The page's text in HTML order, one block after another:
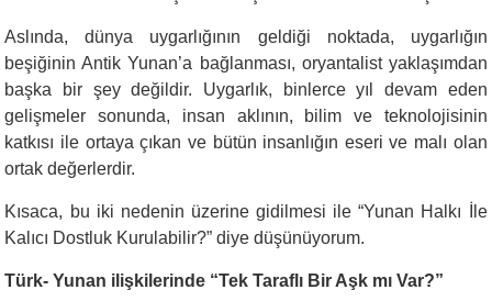
Aslında, dünya uygarlığının geldiği noktada, uygarlığın
beşiğinin Antik Yunan’a bağlanması, oryantalist yaklaşımdan
başka bir şey değildir. Uygarlık, binlerce yıl devam eden
gelişmeler sonunda, insan aklının, bilim ve teknolojisinin
katkısı ile ortaya çıkan ve bütün insanlığın eseri ve malı olan
ortak değerlerdir.
Kısaca, bu iki nedenin üzerine gidilmesi ile “Yunan Halkı İle
Kalıcı Dostluk Kurulabilir?” diye düşünüyorum.
Türk- Yunan ilişkilerinde “Tek Taraflı Bir Aşk mı Var?”